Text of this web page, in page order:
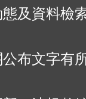
及資料檢
布文字有